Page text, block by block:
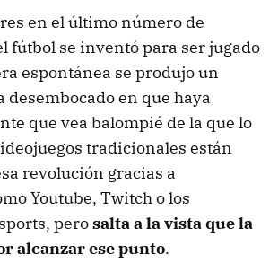
en el último número de
fútbol se inventó para ser jugado
espontánea se produjo un
desembocado en que haya
que vea balompié de la que lo
tradicionales están
revolución gracias a
Youtube, Twitch o los
perosalta a la vista que la
alcanzar ese punto.